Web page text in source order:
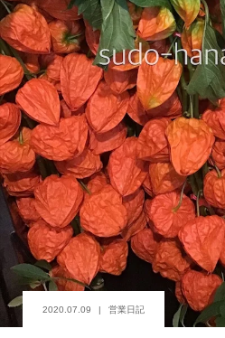
2020.07.09 営業日記